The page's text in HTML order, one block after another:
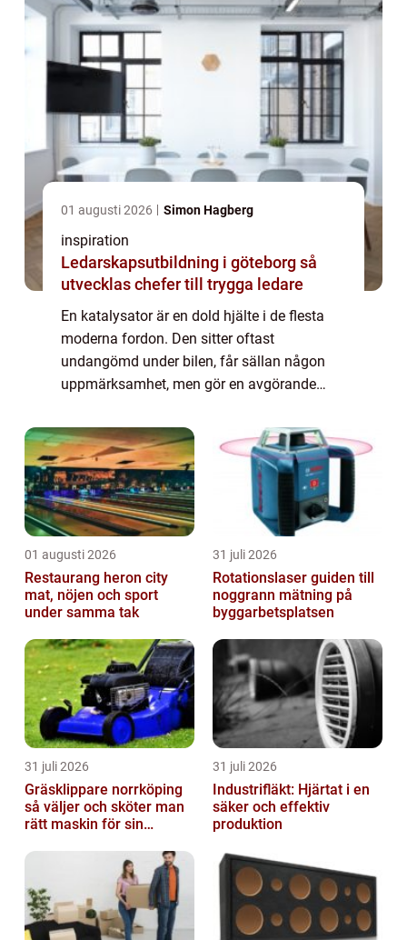
01 augusti 2026 Simon Hagberg
inspiration
Ledarskapsutbildning i göteborg så
utvecklas chefer till trygga ledare
En katalysator är en dold hjälte i de flesta
moderna fordon. Den sitter oftast
undangömd under bilen, får sällan någon
uppmärksamhet, men gör en avgörande
Katalysatorn minskar farliga avgaser,
hjälper fordon att klar...
01 augusti 2026
Restaurang heron city
mat, nöjen och sport
under samma tak
31 juli 2026
Rotationslaser guiden till
noggrann mätning på
byggarbetsplatsen
31 juli 2026
Gräsklippare norrköping
så väljer och sköter man
rätt maskin för sin
31 juli 2026
Industrifläkt: Hjärtat i en
säker och effektiv
produktion